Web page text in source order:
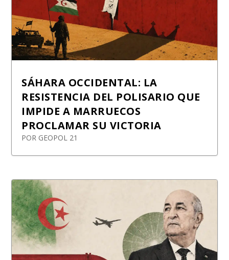
SÁHARA OCCIDENTAL: LA
RESISTENCIA DEL POLISARIO QUE
IMPIDE A MARRUECOS
PROCLAMAR SU VICTORIA
POR GEOPOL 21